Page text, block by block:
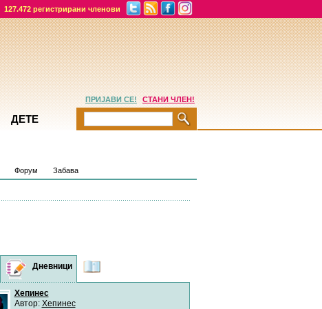
127.472 регистрирани членови
Форум Забава
ФорумиДневници
Хепинес
Автор: Хепинес
ПРИЈАВИ СЕ! СТАНИ ЧЛЕН!
ДЕТЕ